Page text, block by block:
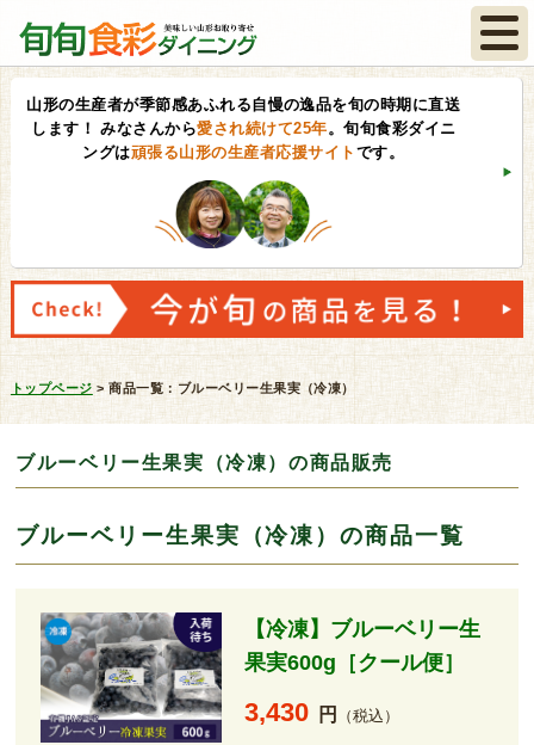
山形の生産者が季節感あふれる自慢の逸品を旬の時期に直送
します！ みなさんから愛され続けて25年。旬旬食彩ダイニ
ングは頑張る山形の生産者応援サイト です。
トップページ >商品一覧：ブルーベリー生果実（冷凍）
ブルーベリー生果実（冷凍）の商品販売
ブルーベリー生果実（冷凍）の商品一覧
【冷凍】ブルーベリー生
果実600g［クール便］
3,430 円 （税込）